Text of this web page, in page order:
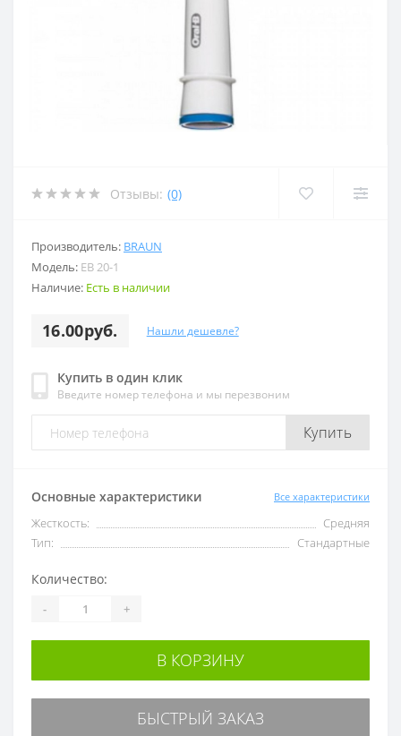
Отзывы: (0)
Производитель: BRAUN
Модель: EB 20-1
Наличие: Есть в наличии
16.00руб. Нашли дешевле?
Купить в один клик
Введите номер телефона и мы перезвоним
Купить
Основные характеристики Все характеристики
Жесткость:
Средняя
Тип:
Стандартные
Количество:
- +
В КОРЗИНУ
БЫСТРЫЙ ЗАКАЗ